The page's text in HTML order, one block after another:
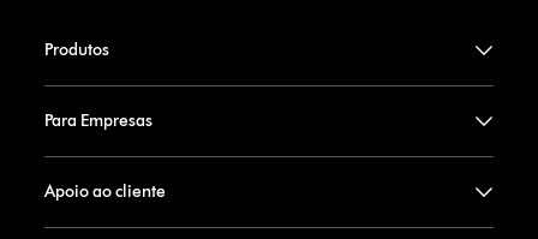
Produtos
Para Empresas
Apoio ao cliente